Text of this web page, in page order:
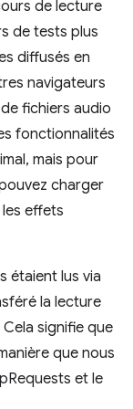
de lecture
de tests plus
diffusés en
navigateurs
fichiers audio
fonctionnalités
mais pour
charger
effets
étaient lus via
la lecture
signifie que
que nous
et le